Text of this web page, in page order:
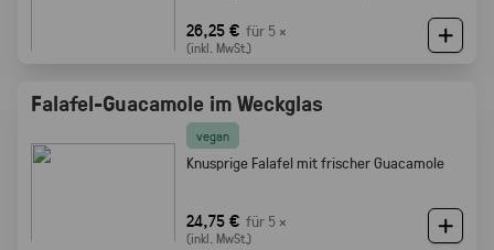
Röstaromen vom knusprigen Brot
26,25 € für 5 ×
(inkl. MwSt.)
Falafel-Guacamole im Weckglas
vegan
Knusprige Falafel mit frischer Guacamole
24,75 € für 5 ×
(inkl. MwSt.)